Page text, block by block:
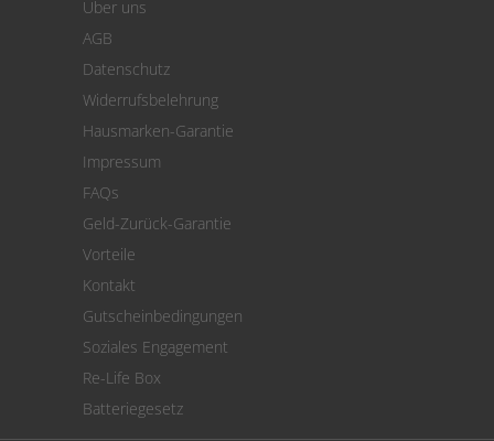
Cookie Einstellungen
Über uns
AGB
Datenschutz
Widerrufsbelehrung
Hausmarken-Garantie
Impressum
FAQs
Geld-Zurück-Garantie
Vorteile
Kontakt
Gutscheinbedingungen
Soziales Engagement
Re-Life Box
Batteriegesetz